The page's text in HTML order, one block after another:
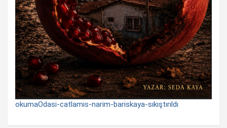
okumaOdasi-catlamis-narim-bariskaya-sıkıştırıldı